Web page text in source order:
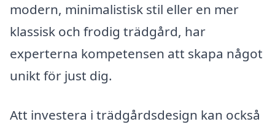
modern, minimalistisk stil eller en mer
klassisk och frodig trädgård, har
experterna kompetensen att skapa något
unikt för just dig.
Att investera i trädgårdsdesign kan också